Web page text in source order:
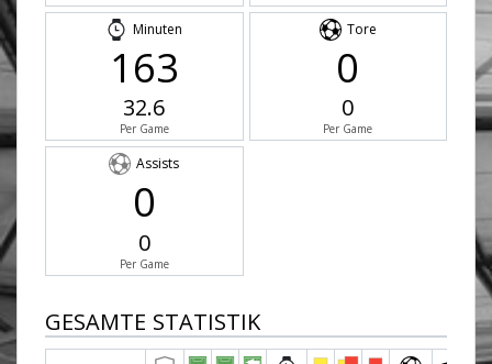
Minuten
163
32.6
Per Game
Tore
0
0
Per Game
Assists
0
0
Per Game
GESAMTE STATISTIK